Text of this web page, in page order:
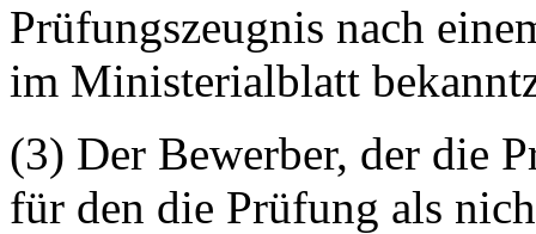
Prüfungszeugnis nach
im Ministerialblatt
(3) Der Bewerber, der die
für den die Prüfung als